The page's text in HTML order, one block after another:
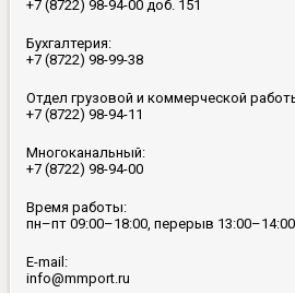
+7 (8722) 98-94-00 доб. 151
Бухгалтерия:
+7 (8722) 98-99-38
Отдел грузовой и коммерческой
+7 (8722) 98-94-11
Многоканальный:
+7 (8722) 98-94-00
Время работы:
пн–пт 09:00–18:00, перерыв 13:00–14:00
E-mail:
info@mmport.ru